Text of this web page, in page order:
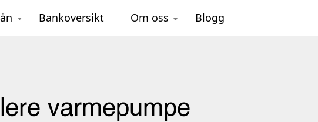
Bankoversikt Om oss Blogg
varmepumpe